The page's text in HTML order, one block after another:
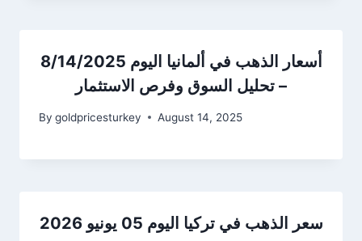
أسعار الذهب في ألمانيا اليوم 8/14/2025
– تحليل السوق وفرص الاستثمار
By goldpricesturkey August 14, 2025
سعر الذهب في تركيا اليوم 05 يونيو 2026